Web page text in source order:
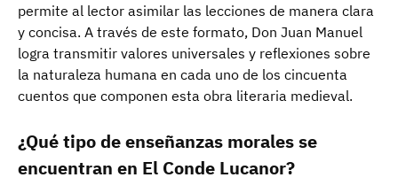
permite al lector asimilar las lecciones de manera clara
y concisa. A través de este formato, Don Juan Manuel
logra transmitir valores universales y reflexiones sobre
la naturaleza humana en cada uno de los cincuenta
cuentos que componen esta obra literaria medieval.
¿Qué tipo de enseñanzas morales se
encuentran en El Conde Lucanor?